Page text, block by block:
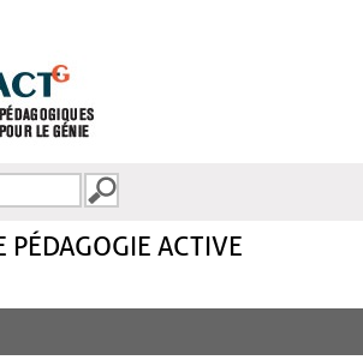
PÉDAGOGIE ACTIVE